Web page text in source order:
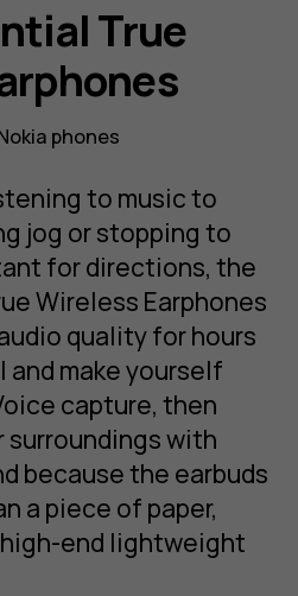
True
phones
to music to
jog or stopping to
for directions, the
Wireless Earphones
quality for hours
and make yourself
capture, then
surroundings with
because the earbuds
a piece of paper,
end lightweight